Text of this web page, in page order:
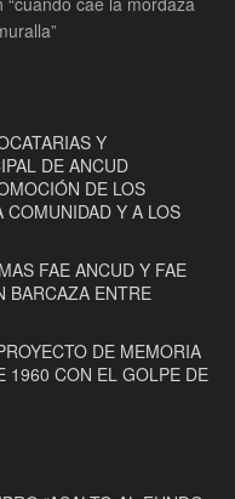
Y
DE ANCUD
DE LOS
Y A LOS
FAE ANCUD Y FAE
BARCAZA ENTRE
DE MEMORIA
1960 CON EL GOLPE DE